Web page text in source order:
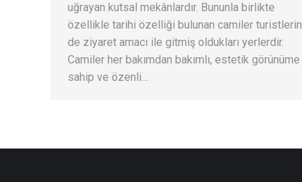
uğrayan kutsal mekânlardır. Bununla birlikte
özellikle tarihi özelliği bulunan camiler turistlerin
de ziyaret amacı ile gitmiş oldukları yerlerdir.
Camiler her bakımdan bakımlı, estetik görünüme
sahip ve özenli…